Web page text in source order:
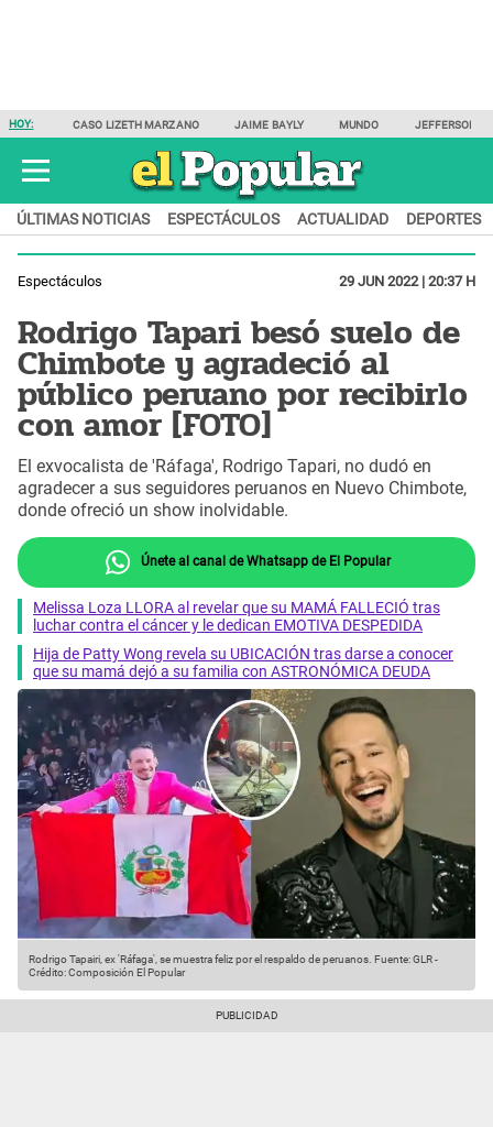
HOY: CASO LIZETH MARZANO JAIME BAYLY MUNDO JEFFERSON
ÚLTIMAS NOTICIAS ESPECTÁCULOS ACTUALIDAD DEPORTES
Espectáculos 29 JUN 2022 | 20:37 H
Rodrigo Tapari besó suelo de
Chimbote y agradeció al
público peruano por recibirlo
con amor [FOTO]
El exvocalista de 'Ráfaga', Rodrigo Tapari, no dudó en
agradecer a sus seguidores peruanos en Nuevo Chimbote,
donde ofreció un show inolvidable.
Únete al canal de Whatsapp de El Popular
Melissa Loza LLORA al revelar que su MAMÁ FALLECIÓ tras
luchar contra el cáncer y le dedican EMOTIVA DESPEDIDA
Hija de Patty Wong revela su UBICACIÓN tras darse a conocer
que su mamá dejó a su familia con ASTRONÓMICA DEUDA
Rodrigo Tapairi, ex 'Ráfaga', se muestra feliz por el respaldo de peruanos. Fuente: GLR-
Crédito: Composición El Popular